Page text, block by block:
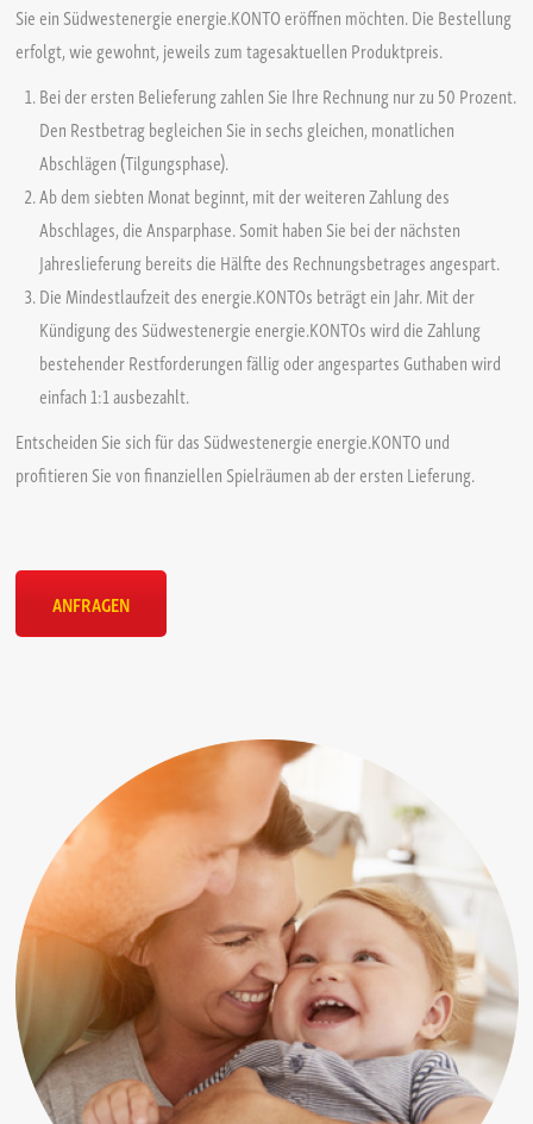
✓ mehr Sicherheit durch eine gleichbleibende, planbare monatliche Belastung
✓ Entlastung durch monatliche Ansparzahlungen für die nächste
Jahresbestellung
✓ keine extra Kosten oder Gebühren, dafür extra Flexibilität
✓ höhere Liquidität
✓ geringe Einmalbelastungen
✓ bequeme Bezahlung durch Lastschrifteinzug
Sie ein Südwestenergie energie.KONTO eröffnen möchten. Die Bestellung
erfolgt, wie gewohnt, jeweils zum tagesaktuellen Produktpreis.
Bei der ersten Belieferung zahlen Sie Ihre Rechnung nur zu 50 Prozent.
Den Restbetrag begleichen Sie in sechs gleichen, monatlichen
Abschlägen (Tilgungsphase).
Ab dem siebten Monat beginnt, mit der weiteren Zahlung des
Abschlages, die Ansparphase. Somit haben Sie bei der nächsten
Jahreslieferung bereits die Hälfte des Rechnungsbetrages angespart.
Die Mindestlaufzeit des energie.KONTOs beträgt ein Jahr. Mit der
Kündigung des Südwestenergie energie.KONTOs wird die Zahlung
bestehender Restforderungen fällig oder angespartes Guthaben wird
einfach 1:1 ausbezahlt.
Entscheiden Sie sich für das Südwestenergie energie.KONTO und
profitieren Sie von finanziellen Spielräumen ab der ersten Lieferung.
ANFRAGEN